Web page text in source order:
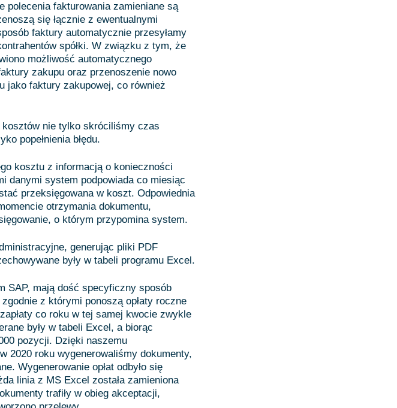
polecenia fakturowania zamieniane są
się łącznie z ewentualnymi
faktury automatycznie przesyłamy
spółki. W związku z tym, że
możliwość automatycznego
zakupu oraz przenoszenie nowo
jako faktury zakupowej, co również
nie tylko skróciliśmy czas
popełnienia błędu.
kosztu z informacją o konieczności
danymi system podpowiada co miesiąc
przeksięgowana w koszt. Odpowiednia
otrzymania dokumentu,
o którym przypomina system.
generując pliki PDF
były w tabeli programu Excel.
SAP, mają dość specyficzny sposób
z którymi ponoszą opłaty roczne
co roku w tej samej kwocie zwykle
były w tabeli Excel, a biorąc
pozycji. Dzięki naszemu
2020 roku wygenerowaliśmy dokumenty,
Wygenerowanie opłat odbyło się
linia z MS Excel została zamieniona
trafiły w obieg akceptacji,